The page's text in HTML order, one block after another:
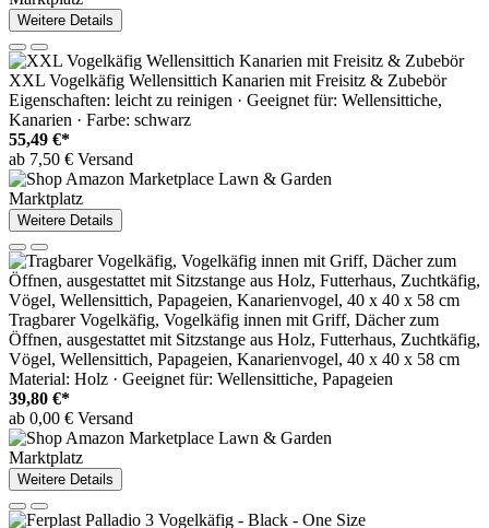
Weitere Details
XXL Vogelkäfig Wellensittich Kanarien mit Freisitz & Zubebör
Eigenschaften: leicht zu reinigen · Geeignet für: Wellensittiche,
Kanarien · Farbe: schwarz
55,49 €*
ab 7,50 € Versand
Marktplatz
Weitere Details
Tragbarer Vogelkäfig, Vogelkäfig innen mit Griff, Dächer zum
Öffnen, ausgestattet mit Sitzstange aus Holz, Futterhaus, Zuchtkäfig,
Vögel, Wellensittich, Papageien, Kanarienvogel, 40 x 40 x 58 cm
Material: Holz · Geeignet für: Wellensittiche, Papageien
39,80 €*
ab 0,00 € Versand
Marktplatz
Weitere Details